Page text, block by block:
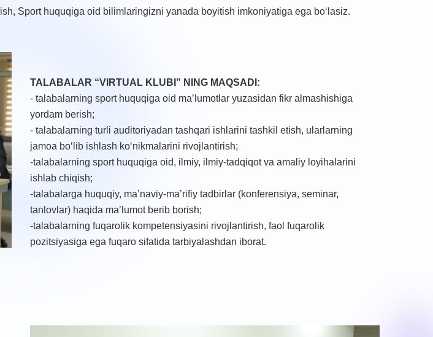
Sport huquqiga oid bilimlaringizni yanada boyitish imkoniyatiga ega boʻlasiz.
TALABALAR “VIRTUAL KLUBI” NI NG MAQSADI:
- talabalarning sport huquqiga oid ma’lumotlar yuzasidan fikr almashishiga
yordam berish;
- talabalarning turli auditoriyadan tashqari ishlarini tashkil etish, ularlarning
jamoa bo‘lib ishlash ko‘nikmalarini rivojlantirish;
-talabalarning sport huquqiga oid, ilmiy, ilmiy-tadqiqot va amaliy loyihalarini
ishlab chiqish;
-talabalarga huquqiy, ma’naviy-ma’rifiy tadbirlar (konferensiya, seminar,
tanlovlar) haqida ma’lumot berib borish;
-talabalarning fuqarolik kompetensiyasini rivojlantirish, faol fuqarolik
pozitsiyasiga ega fuqaro sifatida tarbiyalashdan iborat.